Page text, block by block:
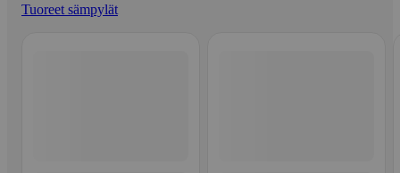
Tuoreet sämpylät